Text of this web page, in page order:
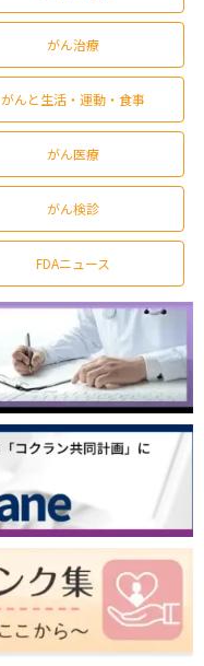
がん治療
がんと生活・運動・食事
がん医療
がん検診
FDAニュース